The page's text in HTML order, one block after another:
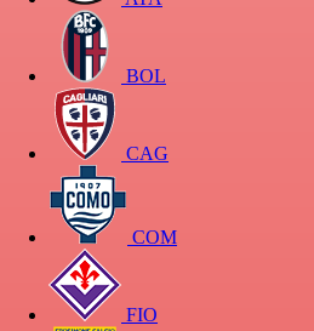
BOL
CAG
COM
FIO